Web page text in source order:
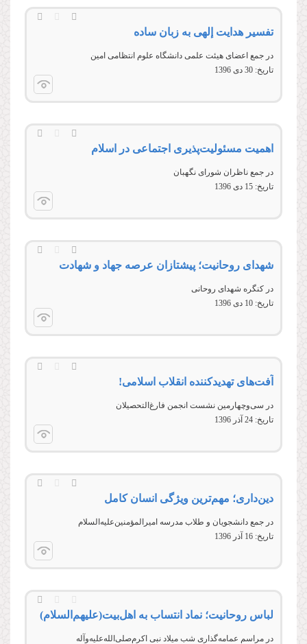
تفسیر هدایت إلهی به زبان ساده
در جمع اعضای هیئت علمی دانشگاه علوم انتظامی امین
تاریخ: 30 دى 1396
اهمیت مسئولیت‌پذیری اجتماعی در اسلام
در جمع ناظران شورای نگهبان
تاریخ: 15 دى 1396
شهدای روحانیت؛ پیشتازان عرصه جهاد و شهادت
در کنگره شهدای روحانی
تاریخ: 10 دى 1396
آفت‌های تهدیدکننده انقلاب اسلامی!
در سی‌و‌چهارمین نشست انجمن فارغ‌التحصیلان
تاریخ: 24 آذر 1396
دین‌داری؛ مهم‌ترین ویژگی انسان کامل
در جمع دانشجويان و طلاب مدرسه امیرالمؤمنین‌علیه‌السلام
تاریخ: 16 آذر 1396
لباس روحانیت؛ نماد انتساب به اهل‌بیت‌(علیهم‌السلام)
در مراسم عمامه‌گذاری شب میلاد نبی اکرم‌صلی‌الله‌علیه‌وآله